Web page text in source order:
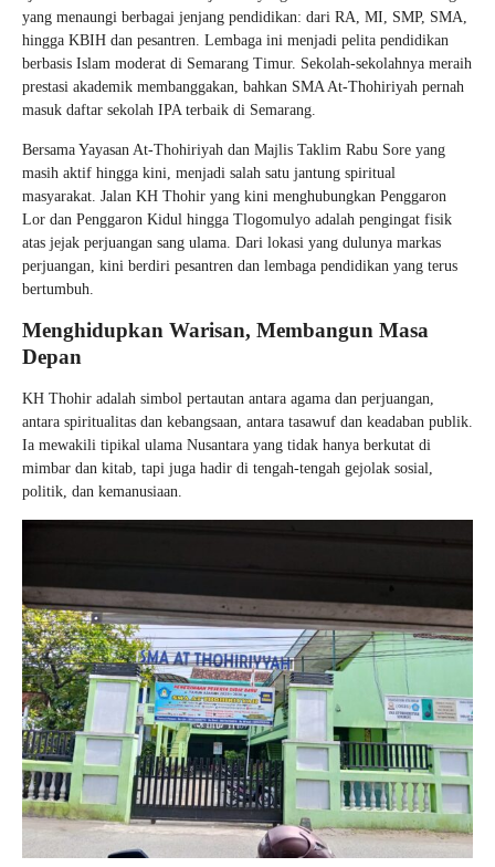
yang menaungi berbagai jenjang pendidikan: dari RA, MI, SMP, SMA,
hingga KBIH dan pesantren. Lembaga ini menjadi pelita pendidikan
berbasis Islam moderat di Semarang Timur. Sekolah-sekolahnya meraih
prestasi akademik membanggakan, bahkan SMA At-Thohiriyah pernah
masuk daftar sekolah IPA terbaik di Semarang.
Bersama Yayasan At-Thohiriyah dan Majlis Taklim Rabu Sore yang
masih aktif hingga kini, menjadi salah satu jantung spiritual
masyarakat. Jalan KH Thohir yang kini menghubungkan Penggaron
Lor dan Penggaron Kidul hingga Tlogomulyo adalah pengingat fisik
atas jejak perjuangan sang ulama. Dari lokasi yang dulunya markas
perjuangan, kini berdiri pesantren dan lembaga pendidikan yang terus
bertumbuh.
Menghidupkan Warisan, Membangun Masa
Depan
KH Thohir adalah simbol pertautan antara agama dan perjuangan,
antara spiritualitas dan kebangsaan, antara tasawuf dan keadaban publik.
Ia mewakili tipikal ulama Nusantara yang tidak hanya berkutat di
mimbar dan kitab, tapi juga hadir di tengah-tengah gejolak sosial,
politik, dan kemanusiaan.